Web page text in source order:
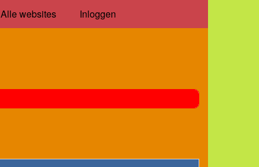
Alle websites Inloggen